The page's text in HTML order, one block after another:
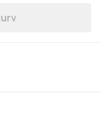
for